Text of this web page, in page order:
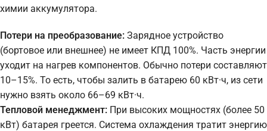
химии аккумулятора.
Потери на преобразование: Зарядное устройство
(бортовое или внешнее) не имеет КПД 100%. Часть энергии
уходит на нагрев компонентов. Обычно потери составляют
10–15%. То есть, чтобы залить в батарею 60 кВт·ч, из сети
нужно взять около 66–69 кВт·ч.
Тепловой менеджмент: При высоких мощностях (более 50
кВт) батарея греется. Система охлаждения тратит энергию